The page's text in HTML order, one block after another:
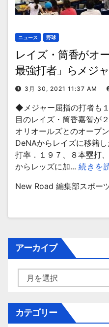
ニュース 野球
レイズ・筒香がオ
最強打者」らメジ
年目の飛躍
3月 30, 2021 11:37 AM
◆メジャー屈指の打者も
目のレイズ・筒香嘉智が
オリオールズとのオープ
DeNAからレイズに移籍し
打率．１９７、８本塁打
からレッズに加... 続きを
New Road 編集部スポー
アーカイブ
ー
イ
ブ
カテゴリー